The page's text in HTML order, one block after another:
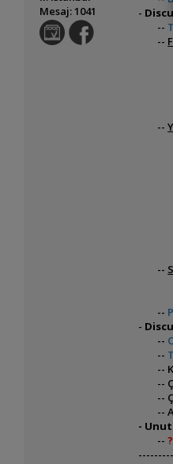
Mesaj: 1041
-
--
--
--
--
--
-
--
--
--
--
--
--
-
--?